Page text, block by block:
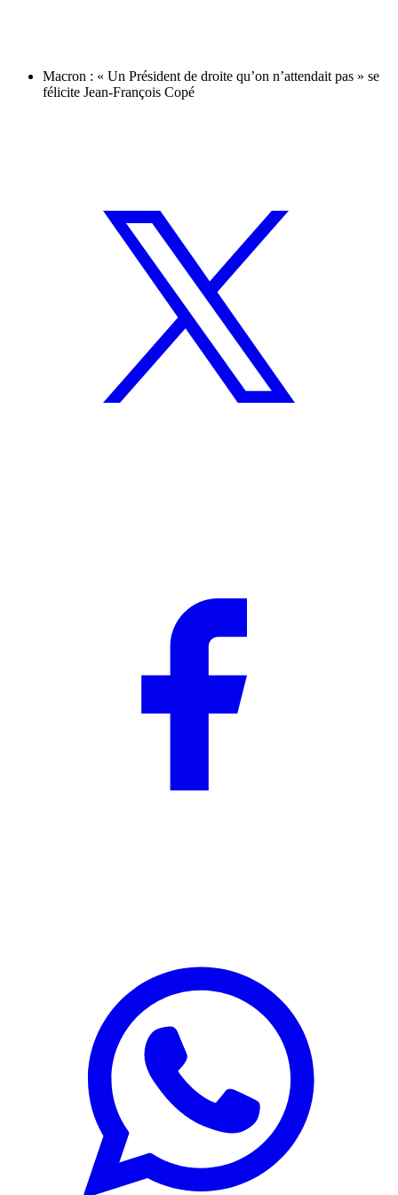
Macron : « Un Président de droite qu’on n’attendait pas » se
félicite Jean-François Copé